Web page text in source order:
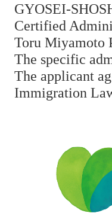
GYOSEI-
Certified
Toru Miyamoto
The specific
The applicant
Immigration